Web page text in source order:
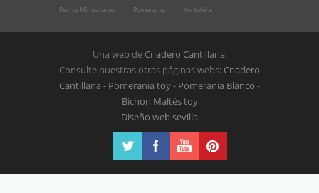
Perros Minuaturas Pomerania Yorkshire
Una web de Criadero Cantillana.
Consulte nuestras otras páginas webs: Criadero
Cantillana - Pomerania toy- Pomerania Blanco -
Bichón Maltés toy
Diseño web sevilla